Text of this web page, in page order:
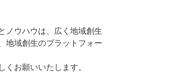
ノウハウは、広く地域創生
地域創生のプラットフォー
くお願いいたします。